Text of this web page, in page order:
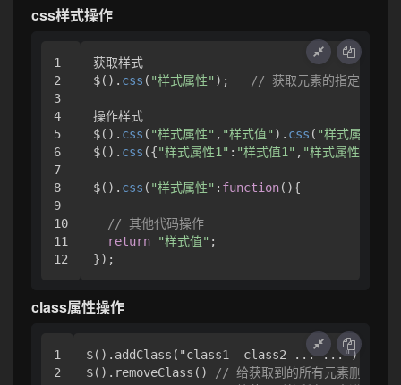
css样式操作
1
2
3
4
5
6
7
8
9
10
11
获取样式
$(). css ( "样式属性" ); // 获取元素的指定样式属
操作样式
$(). css ( "样式属性" , "样式值" ). css ( "样式属性"
$(). css ({"样式属性1" : "样式值1" , "样式属性2"
$(). css ( "样式属性" : function( ){
// 其他代码操作
return
"样式值" ;
});
class属性操作
1
2
$() .addClass ("class1  class2 ... ...")
$() .removeClass ()
// 给获取到的所有元素删除指